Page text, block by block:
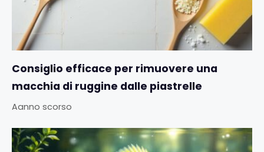
Consiglio efficace per rimuovere una
macchia di ruggine dalle piastrelle
Aanno scorso